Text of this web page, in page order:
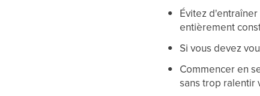
Évitez
entièrement
Si vous devez
Commencer en
sans trop ralentir